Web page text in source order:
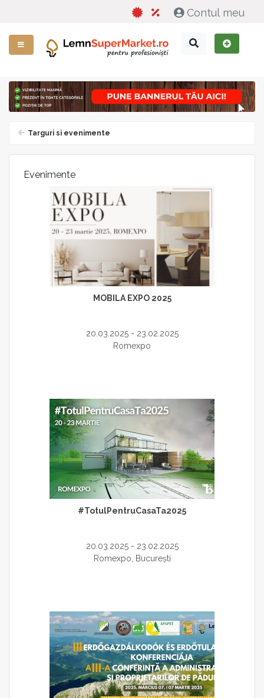
Contul meu
Targuri si evenimente
Evenimente
MOBILA EXPO 2025
20.03.2025 - 23.02.2025
Romexpo
#TotulPentruCasaTa2025
20.03.2025 - 23.02.2025
Romexpo, București